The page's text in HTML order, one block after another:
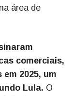
área de
comerciais,
2025, um
Lula. O